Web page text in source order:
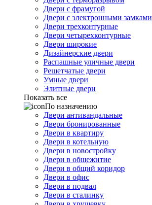
Двери с фрамугой
Двери с электронными замками
Двери трехконтурные
Двери четырехконтурные
Двери широкие
Дизайнерские двери
Распашные уличные двери
Решетчатые двери
Умные двери
Элитные двери
Показать все
По назначению
Двери антивандальные
Двери бронированные
Двери в квартиру
Двери в котельную
Двери в новостройку
Двери в общежитие
Двери в общий коридор
Двери в офис
Двери в подвал
Двери в сталинку